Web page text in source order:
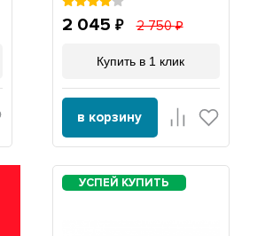
2 045 2 750
Купить в 1 клик
в корзину